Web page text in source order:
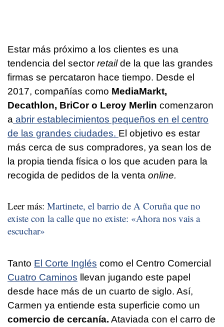
Estar más próximo a los clientes es una
tendencia del sector retailde la que las grandes
firmas se percataron hace tiempo. Desde el
2017, compañías como MediaMarkt,
Decathlon, BriCor o Leroy Merlin comenzaron
a abrir establecimientos pequeños en el centro
de las grandes ciudades. El objetivo es estar
más cerca de sus compradores, ya sean los de
la propia tienda física o los que acuden para la
recogida de pedidos de la venta online.
Leer más: Martinete, el barrio de A Coruña que no
existe con la calle que no existe: «Ahora nos vais a
escuchar»
Tanto El Corte Inglés como el Centro Comercial
Cuatro Caminos llevan jugando este papel
desde hace más de un cuarto de siglo. Así,
Carmen ya entiende esta superficie como un
comercio de cercanía. Ataviada con el carro de